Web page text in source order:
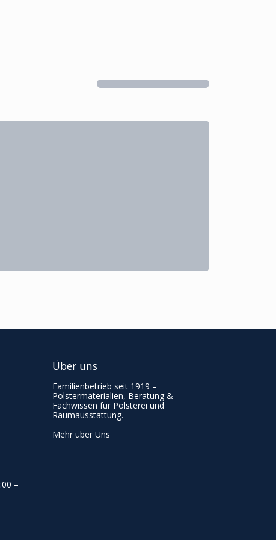
:00 –
Über uns
Familienbetrieb seit 1919 –
Polstermaterialien, Beratung &
Fachwissen für Polsterei und
Raumausstattung.
Mehr über Uns